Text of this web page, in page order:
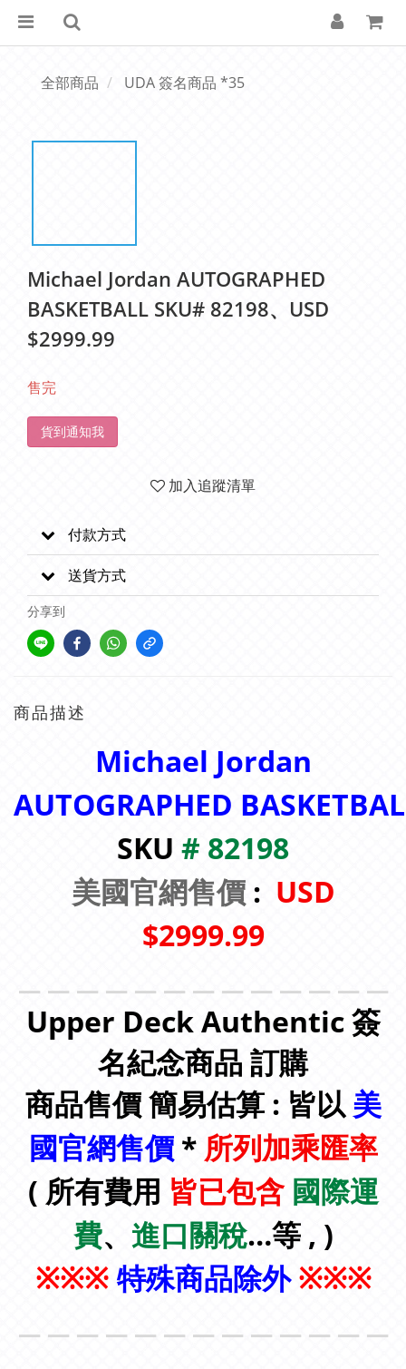
全部商品 UDA 簽名商品 *35
Michael Jordan AUTOGRAPHED
BASKETBALL SKU# 82198、USD
$2999.99
售完
貨到通知我
加入追蹤清單
付款方式
送貨方式
分享到
商品描述
Michael Jordan
AUTOGRAPHED
SKU # 82198
美國官網售價: USD
$2999.99
Upper Deck Authentic 簽
名紀念商品 訂購
商品售價 簡易估算 : 皆以 美
國官網售價 * 所列加乘匯率
( 所有費用 皆已包含 國際運
費、 進口關稅…等 , )
※※※ 特殊商品除外 ※※※